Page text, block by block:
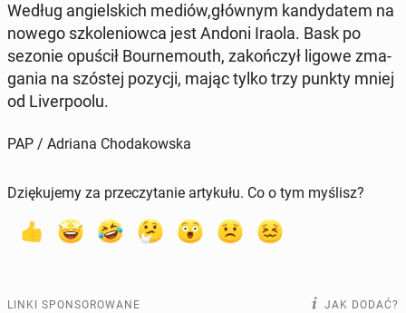
Według an­giel­skich mediów,głównym kan­dy­da­tem na
nowego szko­le­niow­ca jest Andoni Iraola. Bask po
sezonie opuścił Bo­ur­ne­mo­uth, za­koń­czył ligowe zma­
ga­nia na szóstej pozycji, mając tylko trzy punkty mniej
od Li­ver­po­olu.
PAP / Adriana Chodakowska
Dziękujemy za przeczytanie artykułu. Co o tym myślisz?
LINKI SPONSOROWANE JAK DODAĆ?